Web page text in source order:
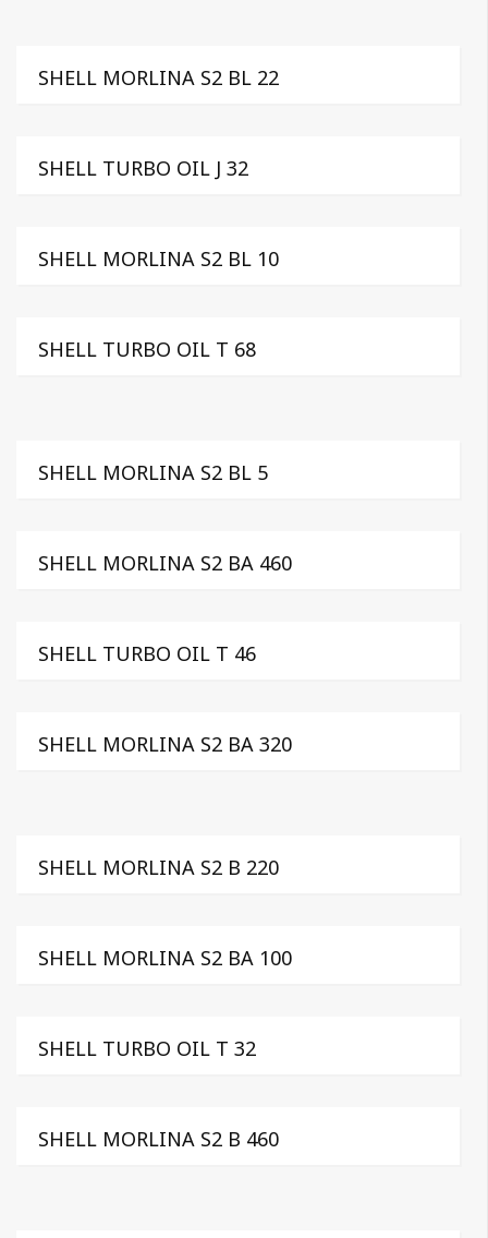
SHELL MORLINA S2 BL 22
SHELL TURBO OIL J 32
SHELL MORLINA S2 BL 10
SHELL TURBO OIL T 68
SHELL MORLINA S2 BL 5
SHELL MORLINA S2 BA 460
SHELL TURBO OIL T 46
SHELL MORLINA S2 BA 320
SHELL MORLINA S2 B 220
SHELL MORLINA S2 BA 100
SHELL TURBO OIL T 32
SHELL MORLINA S2 B 460